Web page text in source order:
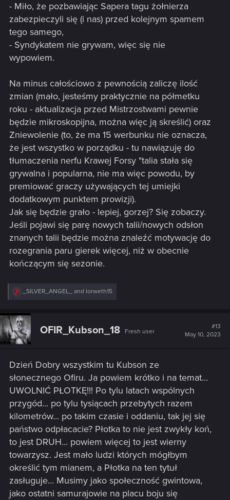
Villentretenmerth
Koszt werbunku zmieniono z 11 na 13.
Zdolność zmieniono na:
Odliczanie 3: Zniszcz najsilniejszą jednostkę/ki na polu bitwy
(nie licząc Smoków, które kontrolujesz).
Potwory
Splunięcie Kwasem– koszt werbunku zmieniono z 8
na 6.
Kikimora robotnica
– usunięto warunek bliskiego
starcia.
Skellige
Koral
– koszt werbunku zmieniono z 9 na 8.
Zmutowany niedźwiedź – zablokowanie
wzmocnienia będzie teraz wywoływało efekty
wizualne.
Magiczny kompas – koszt werbunku zmieniono z 9
na 10.
Zdolność zemsty zmieniono na:
Na koniec tej tury wezwij się do przeciwnego rzędu i
wzmocnij się o liczbę unikalnych sojuszniczych Bestii.
- Miło, że pozbawiając Sapera tagu żołnierza
zabezpieczyli się (i nas) przed kolejnym spamem
tego samego,
- Syndykatem nie grywam, więc się nie
wypowiem.
Na minus całościowo z pewnością zaliczę ilość
zmian (mało, jesteśmy praktycznie na półmetku
roku - aktualizacja przed Mistrzostwami pewnie
będzie mikroskopijna, można więc ją skreślić) oraz
Zniewolenie (to, że ma 15 werbunku nie oznacza,
że jest wszystko w porządku - tu nawiązuję do
tłumaczenia nerfu Krawej Forsy "talia stała się
grywalna i popularna, nie ma więc powodu, by
premiować graczy używających tej umiejki
dodatkowym punktem prowizji).
Jak się będzie grało - lepiej, gorzej? Się zobaczy.
Jeśli pojawi się parę nowych talii/nowych odsłon
znanych talii będzie można znaleźć motywację do
rozegrania paru gierek więcej, niż w obecnie
kończącym się sezonie.
c
t
i
o
:
_SILVER_ANGEL_ and Iorweth15
OFIR_Kubson_18 Fresh user
#13
May 10, 2023
Dzień Dobry wszystkim tu Kubson ze
słonecznego Ofiru. Ja powiem krótko i na temat...
UWOLNIĆ PŁOTKĘ!!! Po tylu latach wspólnych
przygód... po tylu tysiącach przebytych razem
kilometrów... po takim czasie i oddaniu, tak jej się
państwo odpłacacie? Płotka to nie jest zwykły koń,
to jest DRUH... powiem więcej to jest wierny
towarzysz. Jest mało ludzi których mógłbym
określić tym mianem, a Płotka na ten tytuł
zasługuje... Musimy jako społeczność gwintowa,
jako ostatni samurajowie na placu boju się